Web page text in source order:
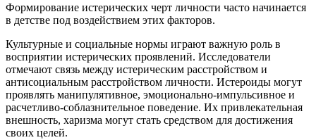
Формирование истерических черт личности часто начинается
в детстве под воздействием этих факторов.
Культурные и социальные нормы играют важную роль в
восприятии истерических проявлений. Исследователи
отмечают связь между истерическим расстройством и
антисоциальным расстройством личности. Истероиды могут
проявлять манипулятивное, эмоционально-импульсивное и
расчетливо-соблазнительное поведение. Их привлекательная
внешность, харизма могут стать средством для достижения
своих целей.